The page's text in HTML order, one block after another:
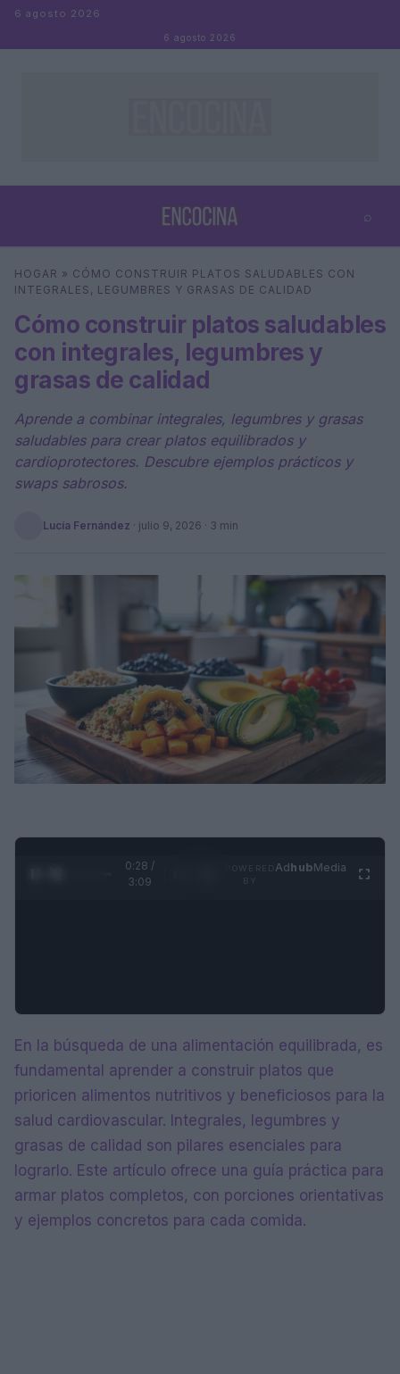
Saltar al contenido
6 agosto 2026
6 agosto 2026
⌕
Buscar ⌕
HOGAR » CÓMO CONSTRUIR PLATOS SALUDABLES CON
INTEGRALES, LEGUMBRES Y GRASAS DE CALIDAD
Cómo construir platos saludables
con integrales, legumbres y
grasas de calidad
Aprende a combinar integrales, legumbres y grasas
saludables para crear platos equilibrados y
cardioprotectores. Descubre ejemplos prácticos y
swaps sabrosos.
Lucía Fernández · julio 9, 2026 · 3 min
0:28 /
3:09
AdhubMedia
En la búsqueda de una alimentación equilibrada, es
fundamental aprender a construir platos que
prioricen alimentos nutritivos y beneficiosos para la
salud cardiovascular. Integrales, legumbres y
grasas de calidad son pilares esenciales para
lograrlo. Este artículo ofrece una guía práctica para
armar platos completos, con porciones orientativas
y ejemplos concretos para cada comida.